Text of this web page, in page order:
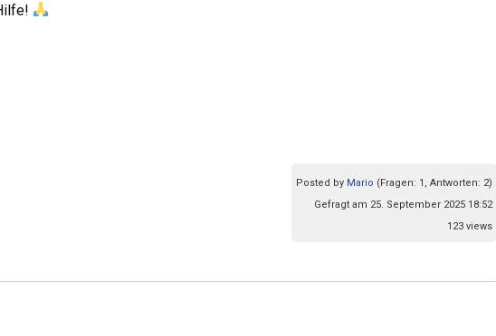
Posted by Mario (Fragen: 1, Antworten: 2)
Gefragt am 25. September 2025 18:52
123 views